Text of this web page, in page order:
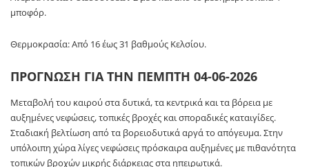
μποφόρ.
Θερμοκρασία: Από 16 έως 31 βαθμούς Κελσίου.
ΠΡΟΓΝΩΣΗ ΓΙΑ ΤΗΝ ΠΕΜΠΤΗ 04-06-2026
Μεταβολή του καιρού στα δυτικά, τα κεντρικά και τα βόρεια με
αυξημένες νεφώσεις, τοπικές βροχές και σποραδικές καταιγίδες.
Σταδιακή βελτίωση από τα βορειοδυτικά αργά το απόγευμα. Στην
υπόλοιπη χώρα λίγες νεφώσεις πρόσκαιρα αυξημένες με πιθανότητα
τοπικών βροχών μικρής διάρκειας στα ηπειρωτικά.